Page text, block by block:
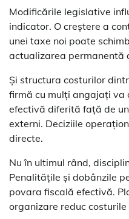
Modificările legislative
indicator. O creștere a
unei taxe noi poate
actualizarea permanentă
Și structura costurilor
firmă cu mulți angajați va
efectivă diferită față de
externi. Deciziile
directe.
Nu în ultimul rând,
Penalitățile și dobânzile
povara fiscală efectivă.
organizare reduc costurile